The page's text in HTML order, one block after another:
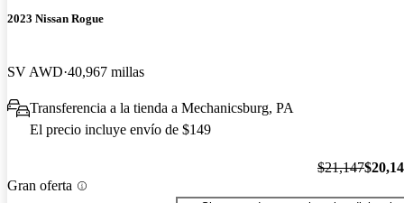
2023 Nissan Rogue
SV AWD 40,967 millas
Transferencia a la tienda a Mechanicsburg, PA
El precio incluye envío de $149
Gran oferta
$21,147